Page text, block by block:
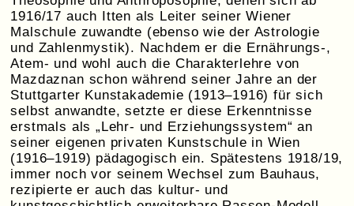
1916/17 auch Itten als Leiter seiner Wiener
Malschule zuwandte (ebenso wie der Astrologie
und Zahlenmystik). Nachdem er die Ernährungs-,
Atem- und wohl auch die Charakterlehre von
Mazdaznan schon während seiner Jahre an der
Stuttgarter Kunstakademie (1913–1916) für sich
selbst anwandte, setzte er diese Erkenntnisse
erstmals als „Lehr- und Erziehungssystem“ an
seiner eigenen privaten Kunstschule in Wien
(1916–1919) pädagogisch ein. Spätestens 1918/19,
immer noch vor seinem Wechsel zum Bauhaus,
rezipierte er auch das kultur- und